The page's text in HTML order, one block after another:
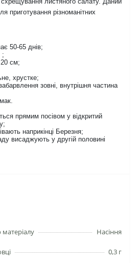
приготування різноманітних
50-65 днів;
;
20 см;
хрустке;
зовні, внутрішня частина
прямим посівом у відкритий
наприкінці Березня;
висаджують у другій половині
Насіння
0,3 г